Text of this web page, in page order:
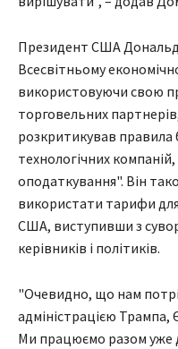
Президент США
Всесвітньому
використовуючи свою
торговельних
розкритикував
технологічних
оподаткування". Він
використати тарифи
США, виступивши з
керівників і політиків.
"Очевидно, що нам
адміністрацією Трампа,
Ми працюємо разом уже